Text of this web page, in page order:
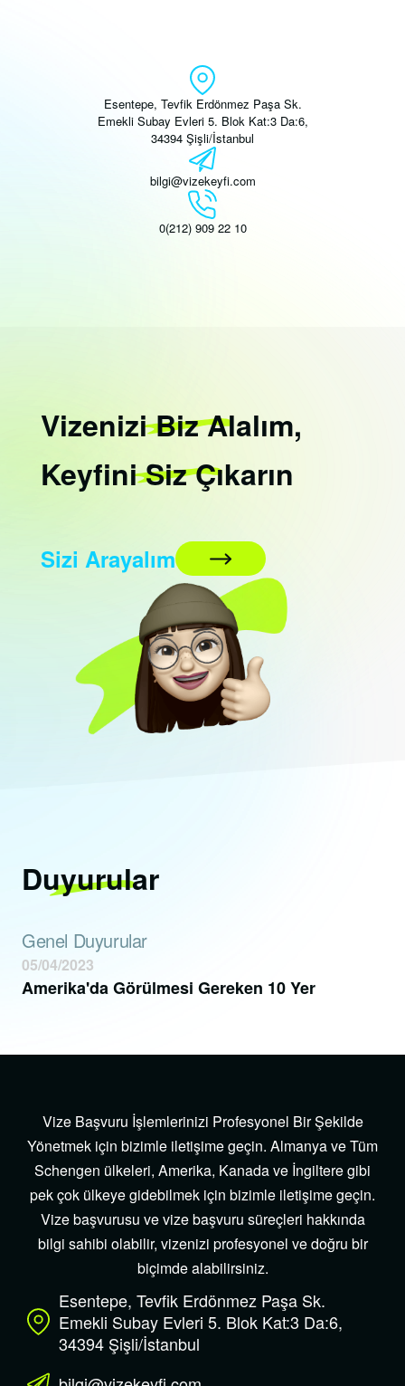
Esentepe, Tevfik Erdönmez Paşa Sk.
Emekli Subay Evleri 5. Blok Kat:3 Da:6,
34394 Şişli/İstanbul
bilgi@vizekeyfi.com
0(212) 909 22 10
VizeniziBizAlalım,
KeyfiniSizÇıkarın
Sizi Arayalım
Duyurular
Genel Duyurular
Amerika'da Görülmesi Gereken 10 Yer
05/04/2023
Esentepe, Tevfik Erdönmez Paşa Sk.
Emekli Subay Evleri 5. Blok Kat:3 Da:6,
34394 Şişli/İstanbul
Vize Başvuru İşlemlerinizi Profesyonel Bir Şekilde
Yönetmek için bizimle iletişime geçin. Almanya ve Tüm
Schengen ülkeleri, Amerika, Kanada ve İngiltere gibi
pek çok ülkeye gidebilmek için bizimle iletişime geçin.
Vize başvurusu ve vize başvuru süreçleri hakkında
bilgi sahibi olabilir, vizenizi profesyonel ve doğru bir
biçimde alabilirsiniz.